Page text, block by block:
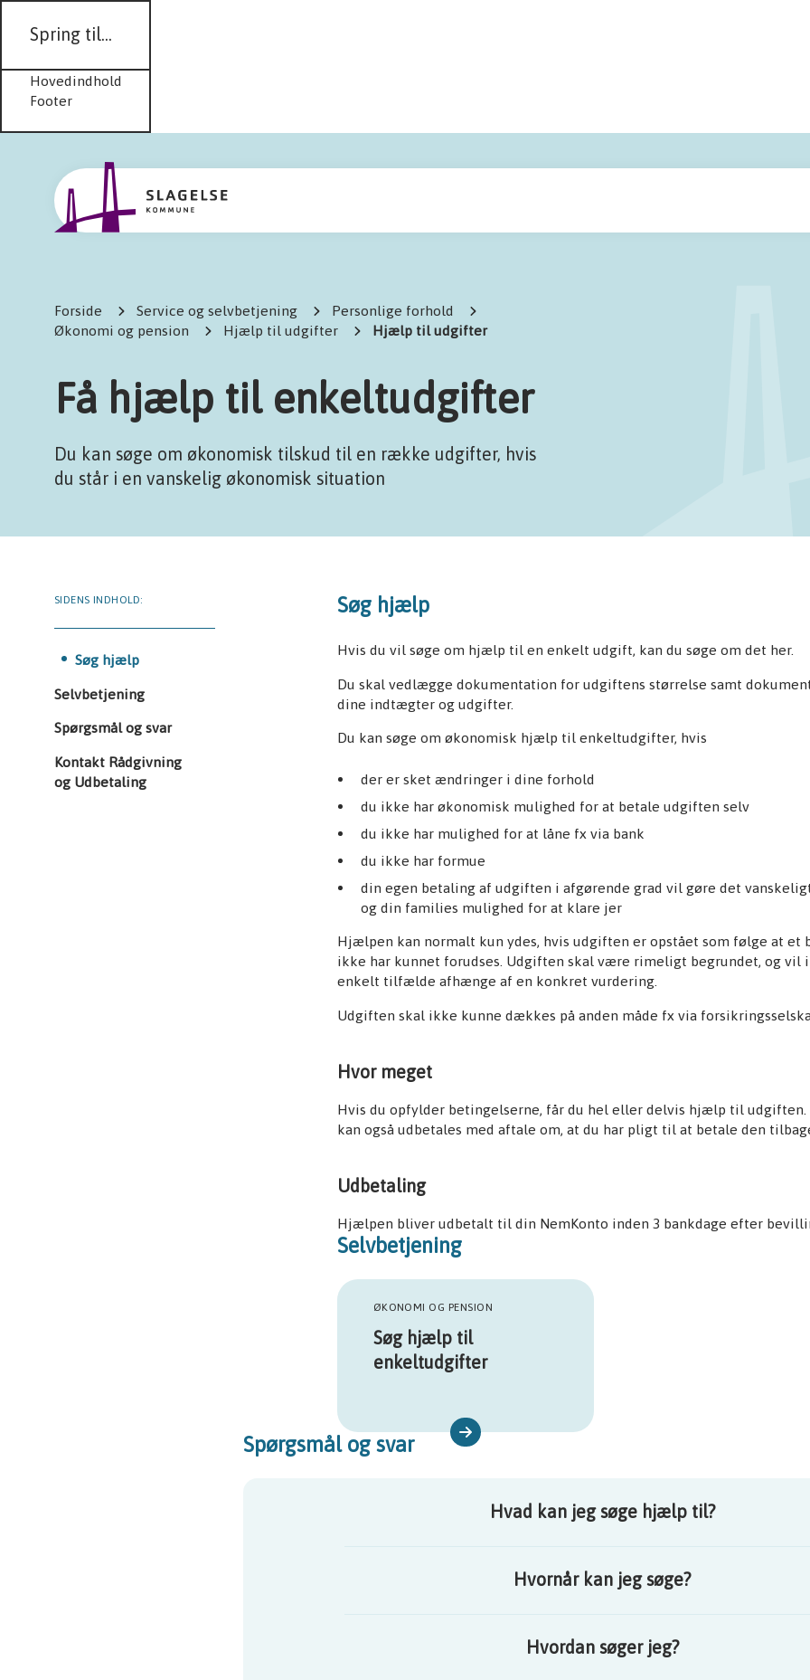
Spring til...
Hovedindhold
Footer
Forside Service og selvbetjening
Personlige forhold
Økonomi og pension
Hjælp til udgifter Hjælp til udgifter
Få hjælp til enkeltudgifter
Du kan søge om økonomisk tilskud til en række udgifter, hvis
du står i en vanskelig økonomisk situation
SIDENS INDHOLD:
Søg hjælp
Selvbetjening
Spørgsmål og svar
Kontakt Rådgivning
og Udbetaling
Søg hjælp
Hvis du vil søge om hjælp til en enkelt udgift, kan du søge om det her.
Du skal vedlægge dokumentation for udgiftens størrelse samt
dine indtægter og udgifter.
Du kan søge om økonomisk hjælp til enkeltudgifter, hvis
der er sket ændringer i dine forhold
du ikke har økonomisk mulighed for at betale udgiften selv
du ikke har mulighed for at låne fx via bank
du ikke har formue
din egen betaling af udgiften i afgørende grad vil gøre det
og din families mulighed for at klare jer
Hjælpen kan normalt kun ydes, hvis udgiften er opstået som følge at et
ikke har kunnet forudses. Udgiften skal være rimeligt begrundet, og vil
enkelt tilfælde afhænge af en konkret vurdering.
Udgiften skal ikke kunne dækkes på anden måde fx via
Hvor meget
Hvis du opfylder betingelserne, får du hel eller delvis hjælp til
kan også udbetales med aftale om, at du har pligt til at betale den
Udbetaling
Hjælpen bliver udbetalt til din NemKonto inden 3 bankdage efter
Selvbetjening
ØKONOMI OG PENSION
Søg hjælp til
enkeltudgifter
Spørgsmål og svar
Hvad kan jeg søge hjælp til?
Hvornår kan jeg søge?
Hvordan søger jeg?